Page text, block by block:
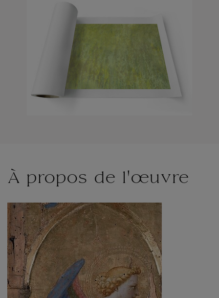
À propos de l'œuvre